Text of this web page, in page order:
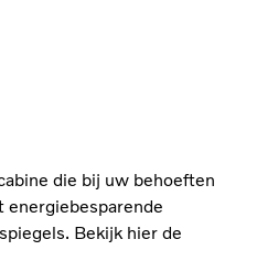
die bij uw behoeften
energiebesparende
Bekijk hier de